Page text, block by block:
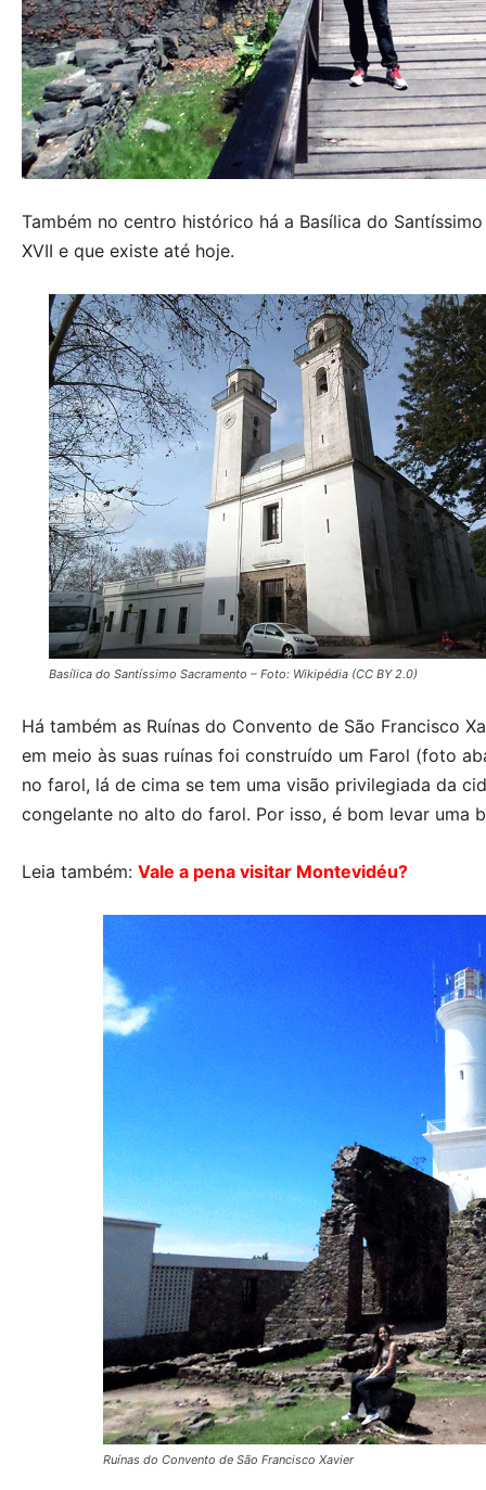
Também no centro histórico há a Basílica do
XVII e que existe até hoje.
Basílica do Santíssimo Sacramento – Foto: Wikipédia (CC BY 2.0)
Há também as Ruínas do Convento de São Francisco
em meio às suas ruínas foi construído um Farol (foto
no farol, lá de cima se tem uma visão privilegiada da
congelante no alto do farol. Por isso, é bom levar uma
Leia também: Vale a pena visitar Montevidéu?
Ruínas do Convento de São Francisco Xavier